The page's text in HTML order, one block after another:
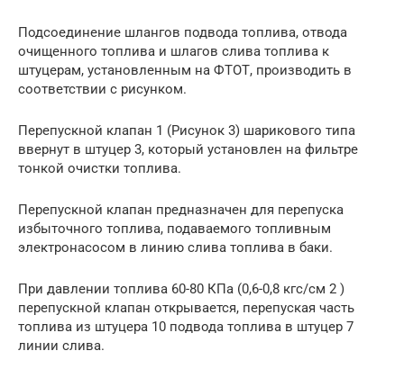
Подсоединение шлангов подвода топлива, отвода
очищенного топлива и шлагов слива топлива к
штуцерам, установленным на ФТОТ, производить в
соответствии с рисунком.
Перепускной клапан 1 (Рисунок 3) шарикового типа
ввернут в штуцер 3, который установлен на фильтре
тонкой очистки топлива.
Перепускной клапан предназначен для перепуска
избыточного топлива, подаваемого топливным
электронасосом в линию слива топлива в баки.
При давлении топлива 60-80 КПа (0,6-0,8 кгс/см 2 )
перепускной клапан открывается, перепуская часть
топлива из штуцера 10 подвода топлива в штуцер 7
линии слива.